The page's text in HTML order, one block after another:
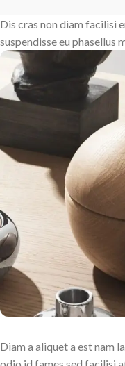
Dis cras non diam facilisi
suspendisse eu phasellus
Diam a aliquet a est nam